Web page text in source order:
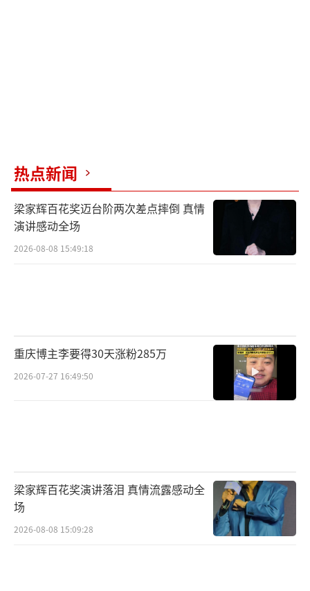
热点新闻
梁家辉百花奖迈台阶两次差点摔倒 真情
演讲感动全场
2026-08-08 15:49:18
重庆博主李要得30天涨粉285万
2026-07-27 16:49:50
梁家辉百花奖演讲落泪 真情流露感动全
场
2026-08-08 15:09:28